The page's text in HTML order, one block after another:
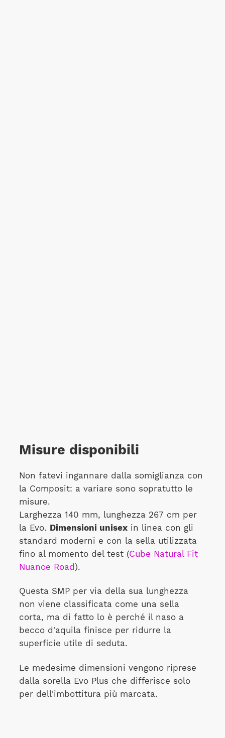
Misure disponibili
Non fatevi ingannare dalla somiglianza con
la Composit: a variare sono sopratutto le
misure.
Larghezza 140 mm, lunghezza 267 cm per
la Evo. Dimensioni unisexin linea con gli
standard moderni e con la sella utilizzata
fino al momento del test (Cube Natural Fit
Nuance Road).
Questa SMP per via della sua lunghezza
non viene classificata come una sella
corta, ma di fatto lo è perché il naso a
becco d'aquila finisce per ridurre la
superficie utile di seduta.
Le medesime dimensioni vengono riprese
dalla sorella Evo Plus che differisce solo
per dell'imbottitura più marcata.